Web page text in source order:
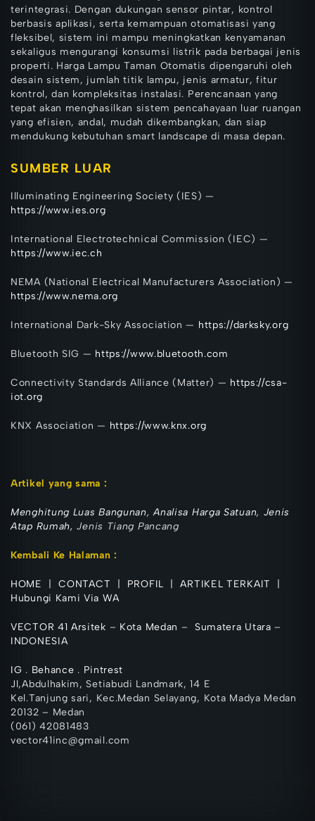
terintegrasi. Dengan dukungan sensor pintar, kontrol
berbasis aplikasi, serta kemampuan otomatisasi yang
fleksibel, sistem ini mampu meningkatkan kenyamanan
sekaligus mengurangi konsumsi listrik pada berbagai jenis
properti. Harga Lampu Taman Otomatis dipengaruhi oleh
desain sistem, jumlah titik lampu, jenis armatur, fitur
kontrol, dan kompleksitas instalasi. Perencanaan yang
tepat akan menghasilkan sistem pencahayaan luar ruangan
yang efisien, andal, mudah dikembangkan, dan siap
mendukung kebutuhan smart landscape di masa depan.
SUMBER LUAR
Illuminating Engineering Society (IES) —
https://www.ies.org
International Electrotechnical Commission (IEC) —
https://www.iec.ch
NEMA (National Electrical Manufacturers Association) —
https://www.nema.org
International Dark-Sky Association — https://darksky.org
Bluetooth SIG — https://www.bluetooth.com
Connectivity Standards Alliance (Matter) — https://csa-
iot.org
KNX Association — https://www.knx.org
Artikel yang sama :
Menghitung Luas Bangunan,Analisa Harga Satuan, Jenis
Atap Rumah,Jenis Tiang Pancang
Kembali Ke Halaman :
HOME |CONTACT PROFIL |ARTIKEL TERKAIT
Hubungi Kami Via WA
VECTOR 41 Arsitek – Kota Medan – Sumatera Utara –
INDONESIA
IG . Behance . Pintrest
Jl,Abdulhakim, Setiabudi Landmark, 14 E
Kel.Tanjung sari, Kec.Medan Selayang, Kota Madya Medan
20132 – Medan
(061) 42081483
vector41inc@gmail.com